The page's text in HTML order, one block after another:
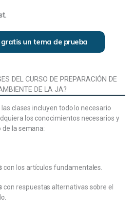
de la Junta de Andalucía en la Unión
Europea. Fondos estructurales y
la Comunidad Autónoma de
y estructura. Criterios de
los créditos presupuestarios. Ciclo
Control de la actividad financiera
Género, discriminación,
positiva, roles y estereotipos.
un tema de prueba
DEL CURSO DE PREPARACIÓN DE
DE LA JA?
clases incluyen todo lo necesario
los conocimientos necesarios y
la semana:
con los artículos fundamentales.
con respuestas alternativas sobre el